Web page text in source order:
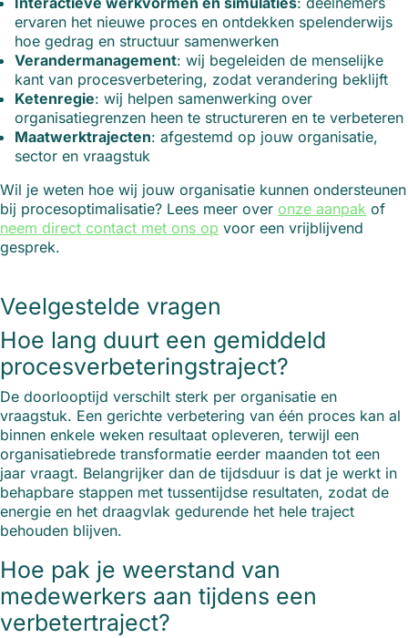
ervaren het nieuwe proces en ontdekken spelenderwijs
hoe gedrag en structuur samenwerken
Verandermanagement: wij begeleiden de menselijke
kant van procesverbetering, zodat verandering beklijft
Ketenregie: wij helpen samenwerking over
organisatiegrenzen heen te structureren en te verbeteren
Maatwerktrajecten: afgestemd op jouw organisatie,
sector en vraagstuk
Wil je weten hoe wij jouw organisatie kunnen ondersteunen
bij procesoptimalisatie? Lees meer over onze aanpak of
neem direct contact met ons op voor een vrijblijvend
gesprek.
Veelgestelde vragen
Hoe lang duurt een gemiddeld
procesverbeteringstraject?
De doorlooptijd verschilt sterk per organisatie en
vraagstuk. Een gerichte verbetering van één proces kan al
binnen enkele weken resultaat opleveren, terwijl een
organisatiebrede transformatie eerder maanden tot een
jaar vraagt. Belangrijker dan de tijdsduur is dat je werkt in
behapbare stappen met tussentijdse resultaten, zodat de
energie en het draagvlak gedurende het hele traject
behouden blijven.
Hoe pak je weerstand van
medewerkers aan tijdens een
verbetertraject?